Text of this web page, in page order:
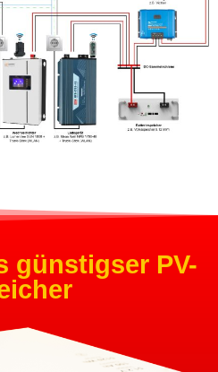
günstigser PV-